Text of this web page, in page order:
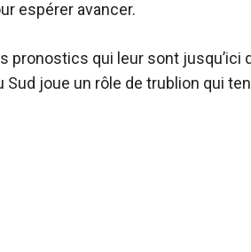
espérer avancer.
pronostics qui leur sont jusqu’ici
Sud joue un rôle de trublion qui